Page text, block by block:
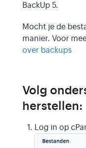
BackUp 5.
Mocht je de
manier. Voor
over backups
Volg
herstellen:
Log in op